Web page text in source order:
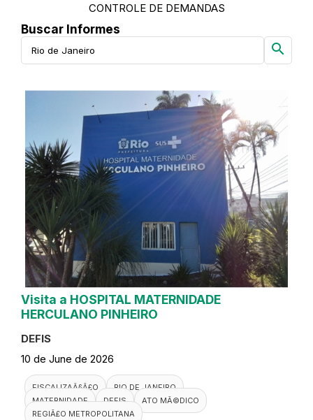
CONTROLE DE DEMANDAS
Buscar Informes
search
Visita a HOSPITAL MATERNIDADE
HERCULANO PINHEIRO
DEFIS
10 de June de 2026
FISCALIZAÃ§Ã£O
RIO DE JANEIRO
MATERNIDADE
DEFIS
ATO MÃ©DICO
REGIÃ£O METROPOLITANA